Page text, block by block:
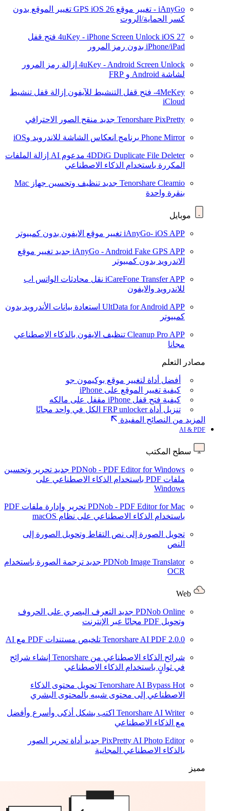
iAnyGo - تغيير موقع GPS iOS 26
تغيير الموقع بدون
كسر الحماية/الروت
4uKey - iPhone Screen Unlock iOS 27
فتح قفل
iPhone/iPad بدون رمز المرور
4uKey - Android Screen Unlock إزالة رمز المرور
لشاشة Android و FRP
4MeKey- فتح قفل التنشيط للآيفون
إزالة قفل تنشيط
iCloud
Tenorshare PixPretty جديد منقح الصور الاحترافي
Phone Mirror برنامج انعكاس الشاشة للاندرويد وiOS
4DDiG Duplicate File Deleter مدعوم AI
إزالة الملفات
المكررة باستخدام الذكاء الاصطناعي
Tenorshare Cleamio جديد
تنظيف وتحسين جهاز Mac
بنقرة واحدة
موبايل
iAnyGo- iOS APP تغيير موقع الايفون بدون كمبيوتر
iAnyGo - Android Fake GPS APP جديد تغيير موقع
الاندرويد بدون كمبيوتر
iCareFone Transfer APP نقل محادثات الواتس اب
للاندرويد والايفون
UltData for Android APP استعادة بيانات الأندرويد بدون
كمبيوتر
Cleanup Pro APP تنظيف الايفون بالذكاء الاصطناعي
مجانا
مصادر التعلم
أفضل أداة لتغيير موقع بوكيمون جو
كيفية تغيير الموقع على iPhone
كيفية فتح قفل iPhone مقفل على مالكه
تنزيل أداة FRP unlocker الكل في واحد مجانًا
المزيد من النصائح المفيدة
AI & PDF
سطح المكتب
PDNob - PDF Editor for Windows جديد تحرير وتحسين
ملفات PDF باستخدام الذكاء الاصطناعي على
Windows
PDNob - PDF Editor for Mac
تحرير وإدارة ملفات PDF
باستخدام الذكاء الاصطناعي على نظام macOS
تحويل الصورة إلى نص التقاط وتحويل الصورة إلى
النص
PDNob Image Translator جديد ترجمة الصورة باستخدام
OCR
PDNob Online جديد التعرف البصري على الحروف
وتحويل PDF مجانًا عبر الإنترنت
Tenorshare AI PDF 2.0.0 تلخيص مستندات PDF مع AI
شرائح الذكاء الاصطناعي من Tenorshare
إنشاء شرائح
في ثوانٍ باستخدام الذكاء الاصطناعي
Tenorshare AI Bypass Hot
تحويل محتوى الذكاء
الاصطناعي إلى محتوى شبيه بالمحتوى البشري
Tenorshare AI Writer اكتب بشكل أذكى وأسرع وأفضل
مع الذكاء الاصطناعي
PixPretty AI Photo Editor جديد أداة تحرير الصور
بالذكاء الاصطناعي المجانية
مميز